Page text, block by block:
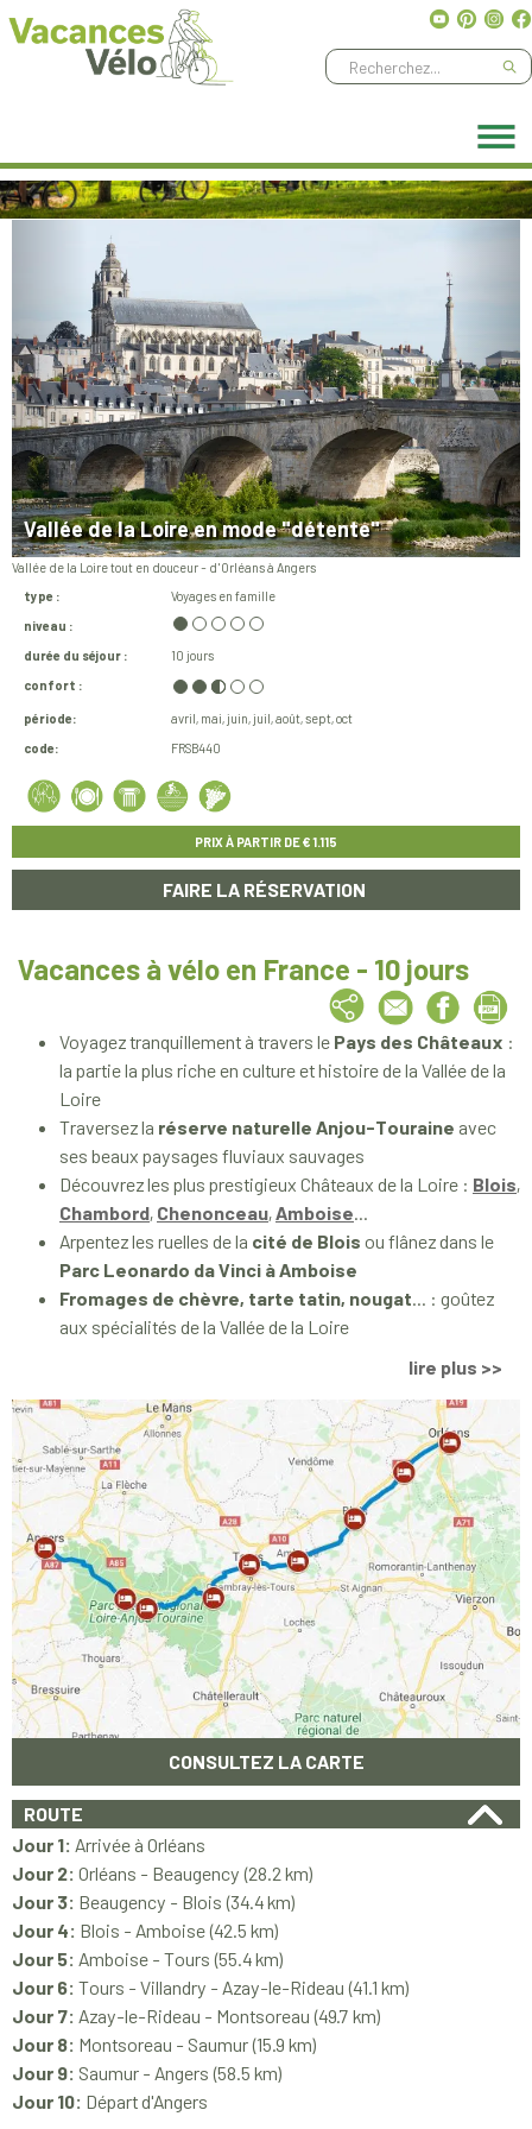
Ne manquez aucune aventure, abonnez-vous à notre newsletter !
Previous
Vallée de la Loire en mode "détente"
Vallée de la Loire tout en douceur - d'Orléans à Angers
type :
Voyages en famille
niveau :
durée du séjour :
10 jours
confort :
période: avril mai juin juil août sept oct
code:
FRSB440
PRIX À PARTIR DE€ 1.115
FAIRE LA RÉSERVATION
Vacances à vélo en France - 10 jours
Voyagez tranquillement à travers le Pays des Châteaux :
la partie la plus riche en culture et histoire de la Vallée de la
Loire
Traversez la réserve naturelle Anjou-Touraine avec
ses beaux paysages fluviaux sauvages
Découvrez les plus prestigieux Châteaux de la Loire : Blois,
Chambord, Chenonceau, Amboise
Arpentez les ruelles de la cité de Blois ou flânez dans le
Parc Leonardo da Vinci à Amboise
Fromages de chèvre, tarte tatin, nougat ... : goûtez
aux spécialités de la Vallée de la Loire
lire plus >>
CONSULTEZ LA CARTE
ROUTE
Jour 1: Arrivée à Orléans
Jour 2: Orléans - Beaugency (28.2 km)
Jour 3: Beaugency - Blois (34.4 km)
Jour 4: Blois - Amboise (42.5 km)
Jour 5: Amboise - Tours (55.4 km)
Jour 6: Tours - Villandry - Azay-le-Rideau (41.1 km)
Jour 7: Azay-le-Rideau - Montsoreau (49.7 km)
Jour 8: Montsoreau - Saumur (15.9 km)
Jour 9: Saumur - Angers (58.5 km)
Jour 10: Départ d'Angers